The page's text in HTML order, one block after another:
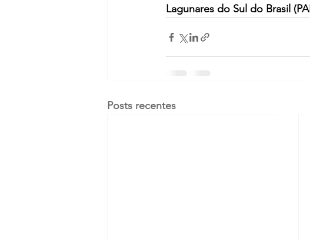
Lagunares do Sul do Brasil
Posts recentes